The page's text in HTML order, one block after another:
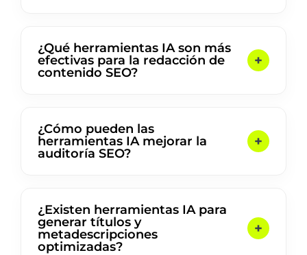
¿Qué herramientas IA son más
efectivas para la redacción de
contenido SEO?
¿Cómo pueden las
herramientas IA mejorar la
auditoría SEO?
¿Existen herramientas IA para
generar títulos y
metadescripciones
optimizadas?